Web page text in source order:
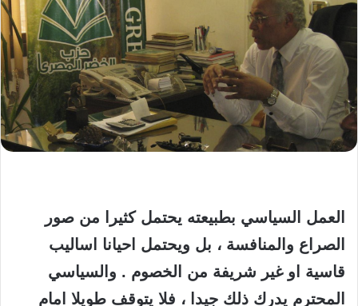
العمل السياسي بطبيعته يحتمل كثيرا من صور
الصراع والمنافسة ، بل ويحتمل احيانا اساليب
قاسية او غير شريفة من الخصوم . والسياسي
المحترم يدرك ذلك جيدا ، فلا يتوقف طويلا امام